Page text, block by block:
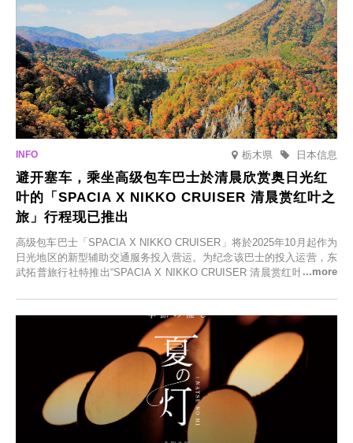
栃木県 日本信息
避开塞车，乘坐高级包车巴士於清晨欣赏奥日光红
叶的「SPACIA X NIKKO CRUISER 清晨赏红叶之
旅」行程现已推出
高级包车巴士「SPACIA X NIKKO CRUISER」将於2025年10月起作为
日光地区的新型辅助交通服务投入营运。为纪念该巴士的投入运营，东
武拓普旅行社特推出“SPACIA X NIKKO CRUISER 清晨赏红叶之旅”，